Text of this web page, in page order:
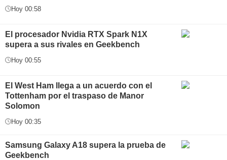
Hoy 00:58
El procesador Nvidia RTX Spark N1X
supera a sus rivales en Geekbench
Hoy 00:55
El West Ham llega a un acuerdo con el
Tottenham por el traspaso de Manor
Solomon
Hoy 00:35
Samsung Galaxy A18 supera la prueba de
Geekbench